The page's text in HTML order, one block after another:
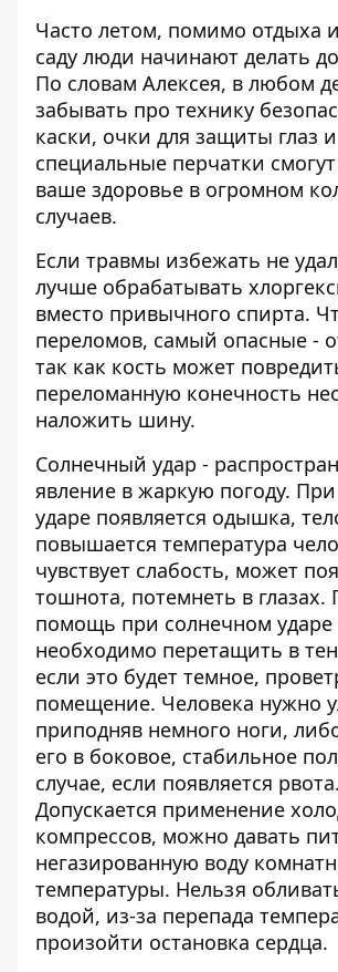
Часто летом, помимо отдыха
саду люди начинают делать
По словам Алексея, в любом
забывать про технику
каски, очки для защиты глаз и
специальные перчатки
ваше здоровье в огромном
случаев.
Если травмы избежать не
лучше обрабатывать
вместо привычного спирта.
переломов, самый опасные -
так как кость может
переломанную конечность
наложить шину.
Солнечный удар -
явление в жаркую погоду.
ударе появляется одышка,
повышается температура
чувствует слабость, может
тошнота, потемнеть в глазах.
помощь при солнечном ударе
необходимо перетащить в
если это будет темное,
помещение. Человека нужно
приподняв немного ноги,
его в боковое, стабильное
случае, если появляется рвота.
Допускается применение
компрессов, можно давать
негазированную воду
температуры. Нельзя
водой, из-за перепада
произойти остановка сердца.